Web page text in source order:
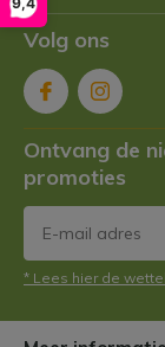
Volg ons
Ontvang de
promoties
* Lees hier de